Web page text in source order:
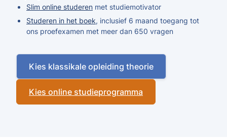
Slim online studeren met studiemotivator
Studeren in het boek, inclusief 6 maand toegang tot
ons proefexamen met meer dan 650 vragen
Kies klassikale opleiding theorie
Kies online studieprogramma